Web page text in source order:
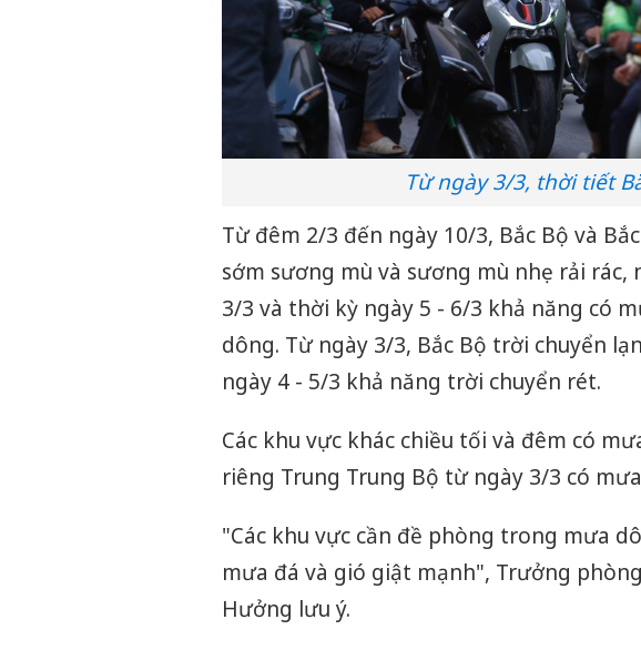
Từ ngày 3/3, thời tiết
Từ đêm 2/3 đến ngày 10/3, Bắc Bộ và
sớm sương mù và sương mù nhẹ rải
3/3 và thời kỳ ngày 5 - 6/3 khả năng có
dông. Từ ngày 3/3, Bắc Bộ trời chuyển
ngày 4 - 5/3 khả năng trời chuyển rét.
Các khu vực khác chiều tối và đêm có
riêng Trung Trung Bộ từ ngày 3/3 có
"Các khu vực cần đề phòng trong mưa
mưa đá và gió giật mạnh", Trưởng
Hưởng lưu ý.